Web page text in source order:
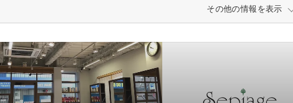
その他の情報を表示